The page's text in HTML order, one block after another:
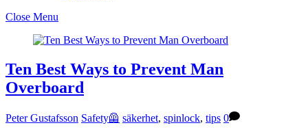
Close Menu
Ten Best Ways to Prevent Man
Overboard
Peter Gustafsson Safety🦺 säkerhet, spinlock, tips 0